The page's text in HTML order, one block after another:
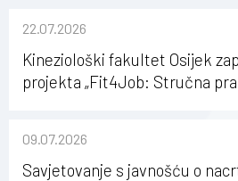
22.07.2026
Kineziološki fakultet Osijek
projekta „Fit4Job: Stručna
09.07.2026
Savjetovanje s javnošću o